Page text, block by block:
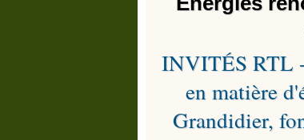
INVITÉS RTL
en matière
Grandidier,